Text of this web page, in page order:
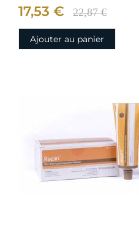
17,53 € 22,87 €
Ajouter au panier